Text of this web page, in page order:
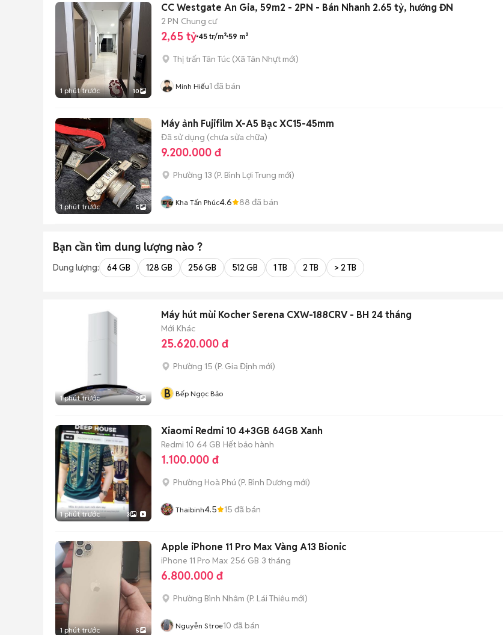
1 phút trước 10
CC Westgate An Gia, 59m2 - 2PN - Bán Nhanh 2.65 tỷ, hướng ĐN
2 PN Chung cư
2,65 tỷ 45 tr/m² 59 m²
Thị trấn Tân Túc (Xã Tân Nhựt mới)
Minh Hiếu1 đã bán
1 phút trước 5
Máy ảnh Fujifilm X-A5 Bạc XC15-45mm
Đã sử dụng (chưa sửa chữa)
9.200.000 đ
Phường 13 (P. Bình Lợi Trung mới)
Kha Tấn Phúc4.6 88 đã bán
Bạn cần tìm dung lượng nào ?
Dung lượng: 64 GB 128 GB 256 GB 512 GB 1 TB 2 TB > 2 TB
1 phút trước 2
Máy hút mùi Kocher Serena CXW-188CRV - BH 24 tháng
Mới Khác
25.620.000 đ
Phường 15 (P. Gia Định mới)
B Bếp Ngọc Bảo
1 phút trước 3
Xiaomi Redmi 10 4+3GB 64GB Xanh
Redmi 10 64 GB Hết bảo hành
1.100.000 đ
Phường Hoà Phú (P. Bình Dương mới)
Thaibinh4.5 15 đã bán
1 phút trước 5
Apple iPhone 11 Pro Max Vàng A13 Bionic
iPhone 11 Pro Max 256 GB 3 tháng
6.800.000 đ
Phường Bình Nhâm (P. Lái Thiêu mới)
Nguyễn Stroe10 đã bán